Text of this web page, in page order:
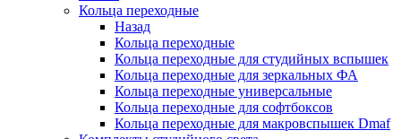
Кольца переходные
Назад
Кольца переходные
Кольца переходные для студийных вспышек
Кольца переходные для зеркальных ФА
Кольца переходные универсальные
Кольца переходные для софтбоксов
Кольца переходные для макровспышек Dmaf